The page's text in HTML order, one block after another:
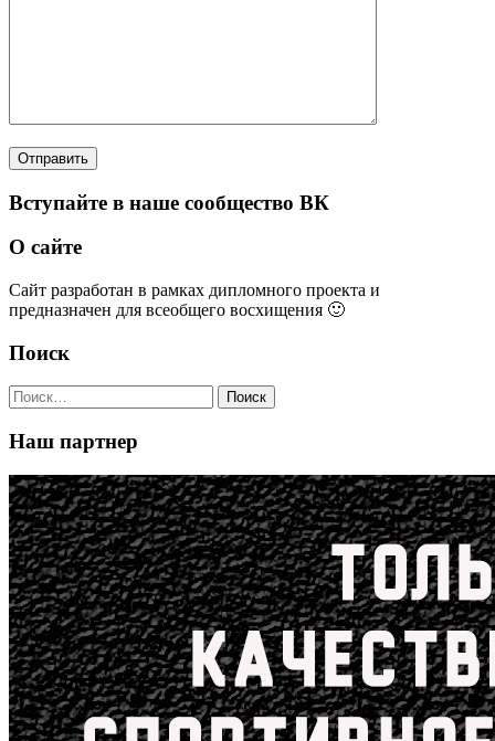
Вступайте в наше сообщество ВК
О сайте
Сайт разработан в рамках дипломного проекта и
предназначен для всеобщего восхищения 🙂
Поиск
Найти:
Наш партнер